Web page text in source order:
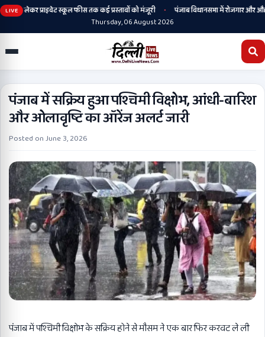
LIVE
से लेकर प्राइवेट स्कूल फीस तक कई प्रस्तावों को मंजूरी •
पंजाब विधानसभा में रोजगार और
Thursday, 06 August 2026
पंजाब में सक्रिय हुआ पश्चिमी विक्षोभ, आंधी-बारिश
और ओलावृष्टि का ऑरेंज अलर्ट जारी
Posted onJune 3, 2026
पंजाब में पश्चिमी विक्षोभ के सक्रिय होने से मौसम ने एक बार फिर करवट ले ली